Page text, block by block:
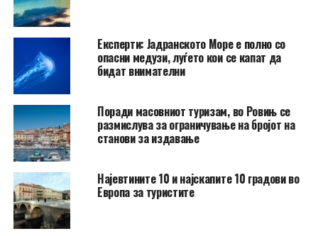
Експерти: Јадранското Море е полно со
опасни медузи, луѓето кои се капат да
бидат внимателни
Поради масовниот туризам, во Ровињ се
размислува за ограничување на бројот на
станови за издавање
Најевтините 10 и најскапите 10 градови во
Европа за туристите